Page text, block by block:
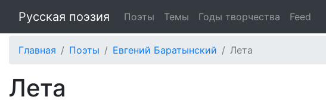
Русская поэзия Поэты Темы Годы творчества Feed
Главная Поэты Евгений Баратынский Лета
Лета